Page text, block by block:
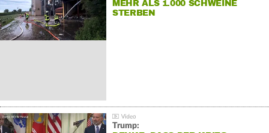
MEHR ALS 1.000 SCHWEINE
STERBEN
Trump: